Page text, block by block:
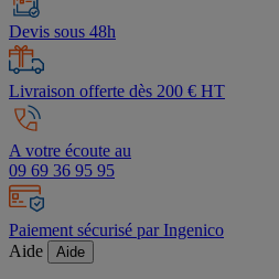
Devis sous 48h
Livraison offerte dès 200 € HT
A votre écoute au
09 69 36 95 95
Paiement sécurisé par Ingenico
Aide
Aide